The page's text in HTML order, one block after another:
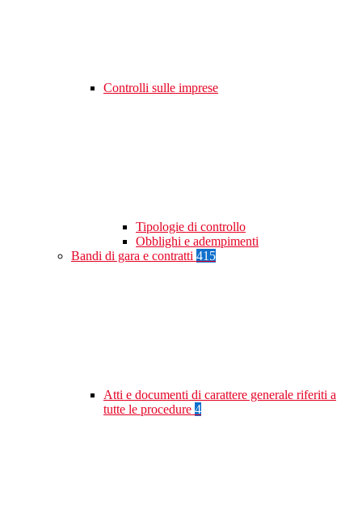
Controlli sulle imprese
Tipologie di controllo
Obblighi e adempimenti
Bandi di gara e contratti 415
Atti e documenti di carattere generale riferiti a
tutte le procedure 4